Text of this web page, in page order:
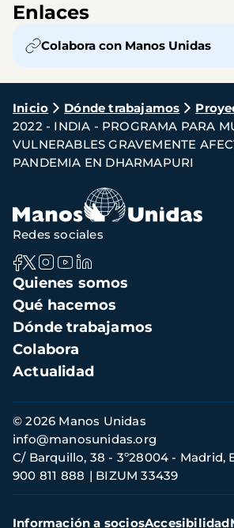
Enlaces
Colabora con Manos Unidas
Ruta
de
navegación
Inicio Dónde trabajamos
2022 - INDIA - PROGRAMA PARA
VULNERABLES GRAVEMENTE
PANDEMIA EN DHARMAPURI
Navegación
principal
Quienes somos
Qué hacemos
Dónde trabajamos
Colabora
Actualidad
Redes sociales
Información
de
contacto
© 2026 Manos Unidas
C/ Barquillo, 38 - 3º28004 - Madrid,
900 811 888
BIZUM 33439
info@manosunidas.org
Menú
Información a sociosAccesibilidad